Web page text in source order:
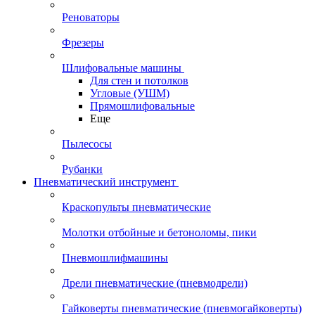
Реноваторы
Фрезеры
Шлифовальные машины
Для стен и потолков
Угловые (УШМ)
Прямошлифовальные
Еще
Пылесосы
Рубанки
Пневматический инструмент
Краскопульты пневматические
Молотки отбойные и бетоноломы, пики
Пневмошлифмашины
Дрели пневматические (пневмодрели)
Гайковерты пневматические (пневмогайковерты)